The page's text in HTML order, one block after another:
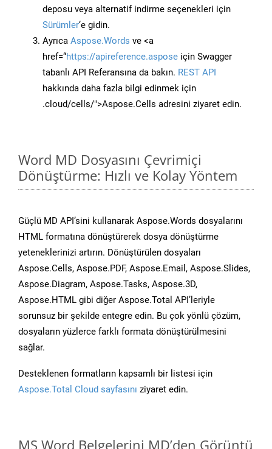
deposu veya alternatif indirme seçenekleri için
Sürümler‘e gidin.
Ayrıca Aspose.Words ve <a
href=“https://apireference.aspose için Swagger
tabanlı API Referansına da bakın. REST API
hakkında daha fazla bilgi edinmek için
.cloud/cells/">Aspose.Cells adresini ziyaret edin.
Word MD Dosyasını Çevrimiçi
Dönüştürme: Hızlı ve Kolay Yöntem
Güçlü MD API’sini kullanarak Aspose.Words dosyalarını
HTML formatına dönüştürerek dosya dönüştürme
yeteneklerinizi artırın. Dönüştürülen dosyaları
Aspose.Cells, Aspose.PDF, Aspose.Email, Aspose.Slides,
Aspose.Diagram, Aspose.Tasks, Aspose.3D,
Aspose.HTML gibi diğer Aspose.Total API’leriyle
sorunsuz bir şekilde entegre edin. Bu çok yönlü çözüm,
dosyaların yüzlerce farklı formata dönüştürülmesini
sağlar.
Desteklenen formatların kapsamlı bir listesi için
Aspose.Total Cloud sayfasını ziyaret edin.
MS Word Belgelerini MD’den Görüntü